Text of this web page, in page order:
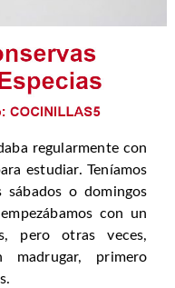
regularmente con
estudiar. Teníamos
sábados o domingos
con un
pero otras veces,
primero